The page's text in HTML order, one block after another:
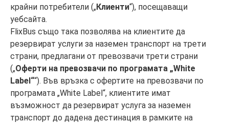
крайни потребители („Клиенти“), посещаващи
уебсайта.
FlixBus също така позволява на клиентите да
резервират услуги за наземен транспорт на трети
страни, предлагани от превозвачи трети страни
(„Оферти на превозвачи по програмата „White
Label““). Във връзка с офертите на превозвачи по
програмата „White Label“, клиентите имат
възможност да резервират услуга за наземен
транспорт до дадена дестинация в рамките на